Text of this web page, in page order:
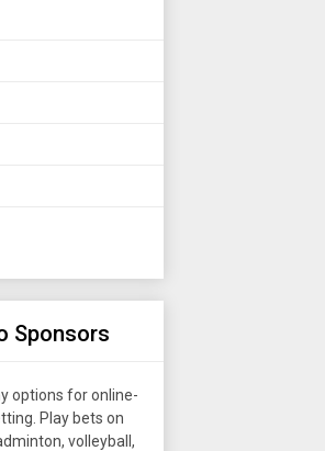
Sponsors
options for online-
Play bets on
volleyball,